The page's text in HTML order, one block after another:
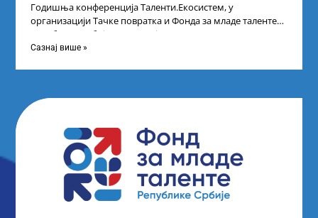
Годишња конференција Таленти.Екосистем, у
организацији Тачке повратка и Фонда за младе таленте
Републике Србије, одржана је у Београду. Овом
приликом,
Сазнај више »